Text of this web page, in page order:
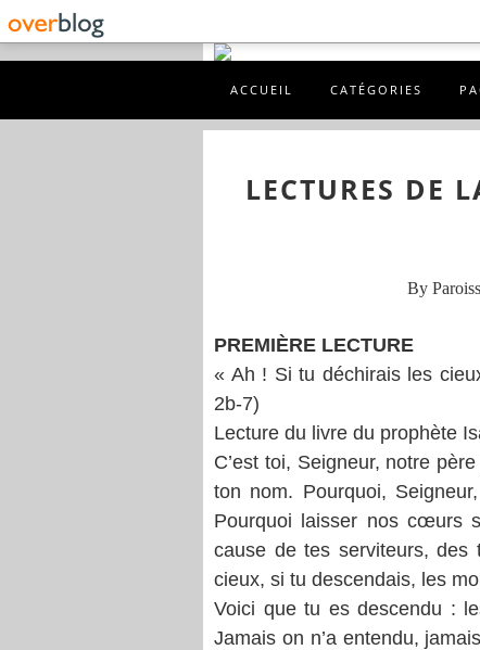
ACCUEIL CATÉGORIES
LECTURES DE
By
PREMIÈRE LECTURE
« Ah ! Si tu déchirais les
2b-7)
Lecture du livre du prophète
C’est toi, Seigneur, notre
ton nom. Pourquoi,
Pourquoi laisser nos cœurs
cause de tes serviteurs,
cieux, si tu descendais, les
Voici que tu es descendu :
Jamais on n’a entendu,